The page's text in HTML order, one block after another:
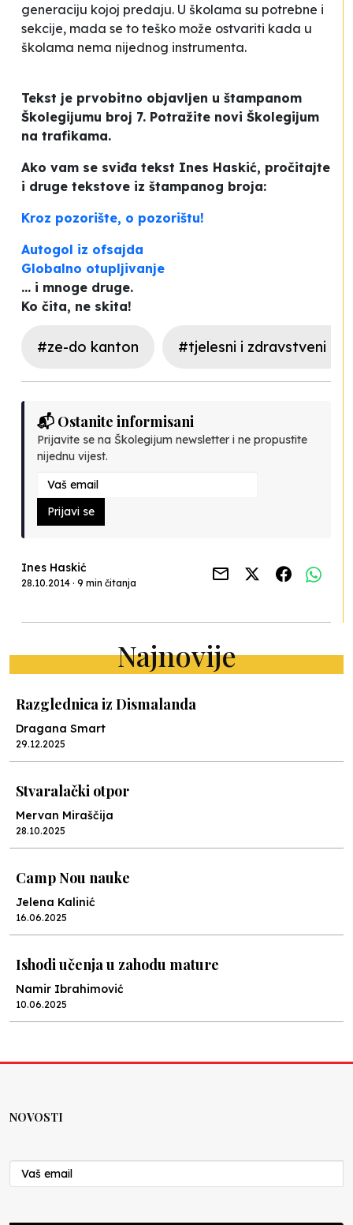
generaciju kojoj predaju. U školama su potrebne i
sekcije, mada se to teško može ostvariti kada u
školama nema nijednog instrumenta.
Tekst je prvobitno objavljen u štampanom
Školegijumu broj 7. Potražite novi Školegijum
na trafikama.
Ako vam se sviđa tekst Ines Haskić, pročitajte
i druge tekstove iz štampanog broja:
Kroz pozorište, o pozorištu!
Autogol iz ofsajda
Globalno otupljivanje
... i mnoge druge.
Ko čita, ne skita!
#ze-do kanton #tjelesni i zdravstveni
📬 Ostanite informisani
Prijavite se na Školegijum newsletter i ne propustite
nijednu vijest.
Prijavi se
Ines Haskić
28.10.2014 · 9 min čitanja
Najnovije
Razglednica iz Dismalanda
Dragana Smart
29.12.2025
Stvaralački otpor
Mervan Miraščija
28.10.2025
Camp Nou nauke
Jelena Kalinić
16.06.2025
Ishodi učenja u zahodu mature
Namir Ibrahimović
10.06.2025
Nenad Veličković
29.10.2024
NOVOSTI